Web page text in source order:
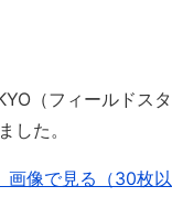
（フィールドスタ
した。
画像で見る（30枚以